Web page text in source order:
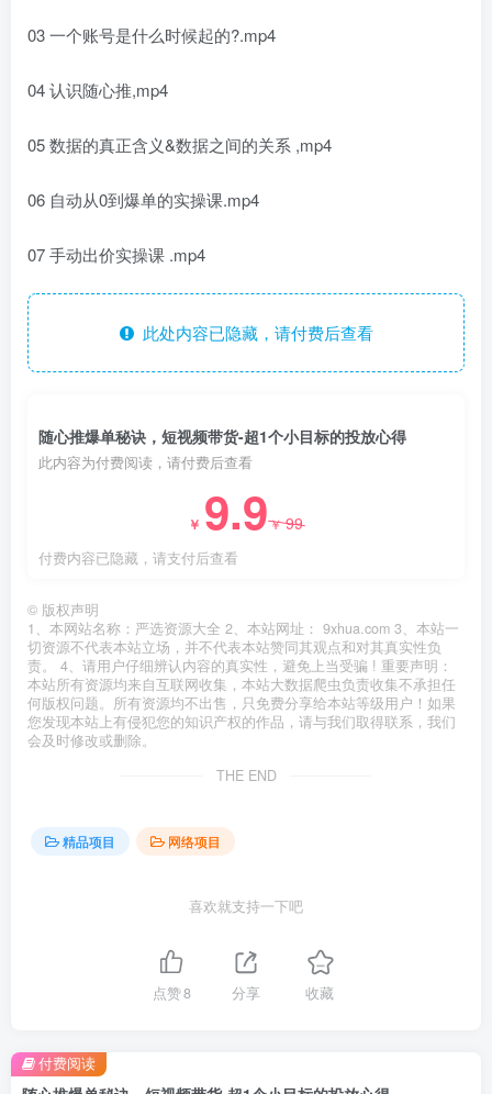
03 一个账号是什么时候起的?.mp4
04 认识随心推,mp4
05 数据的真正含义&数据之间的关系 ,mp4
06 自动从0到爆单的实操课.mp4
07 手动出价实操课 .mp4
此处内容已隐藏，请付费后查看
随心推爆单秘诀，短视频带货-超1个小目标的投放心得
此内容为付费阅读，请付费后查看
￥ 9.9￥99
付费内容已隐藏，请支付后查看
© 版权声明
1、本网站名称：严选资源大全 2、本站网址： 9xhua.com 3、本站一
切资源不代表本站立场，并不代表本站赞同其观点和对其真实性负
责。 4、请用户仔细辨认内容的真实性，避免上当受骗 ! 重要声明：
本站所有资源均来自互联网收集，本站大数据爬虫负责收集不承担任
何版权问题。所有资源均不出售，只免费分享给本站等级用户！如果
您发现本站上有侵犯您的知识产权的作品，请与我们取得联系，我们
会及时修改或删除。
THE END
精品项目 网络项目
喜欢就支持一下吧
点赞8 分享 收藏
付费阅读